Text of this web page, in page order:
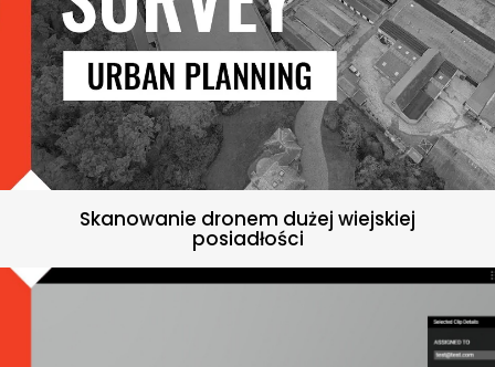
Skanowanie dronem dużej wiejskiej
posiadłości